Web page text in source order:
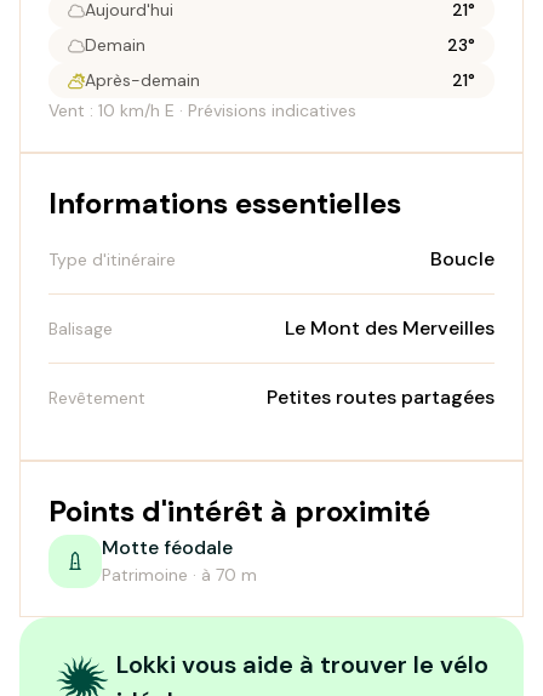
Aujourd'hui
21°
Demain
23°
Après-demain
21°
Vent : 10 km/h E · Prévisions indicatives
Informations essentielles
Type d'itinéraire Boucle
Balisage Le Mont des Merveilles
Revêtement Petites routes partagées
Points d'intérêt à proximité
Motte féodale
Patrimoine · à 70 m
Lokki vous aide à trouver le vélo